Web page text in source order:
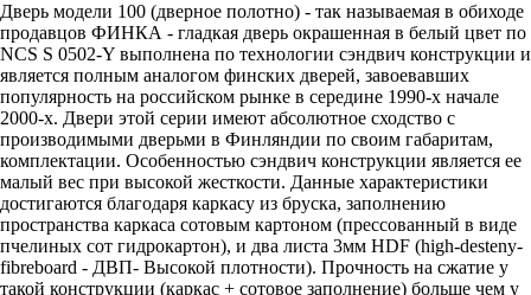
Дверь модели 100 (дверное полотно) - так называемая в обиходе
продавцов ФИНКА - гладкая дверь окрашенная в белый цвет по
NCS S 0502-Y выполнена по технологии сэндвич конструкции и
является полным аналогом финских дверей, завоевавших
популярность на российском рынке в середине 1990-х начале
2000-х. Двери этой серии имеют абсолютное сходство с
производимыми дверьми в Финляндии по своим габаритам,
комплектации. Особенностью сэндвич конструкции является ее
малый вес при высокой жесткости. Данные характеристики
достигаются благодаря каркасу из бруска, заполнению
пространства каркаса сотовым картоном (прессованный в виде
пчелиных сот гидрокартон), и два листа 3мм HDF (high-desteny-
fibreboard - ДВП- Высокой плотности). Прочность на сжатие у
такой конструкции (каркас + сотовое заполнение) больше чем у